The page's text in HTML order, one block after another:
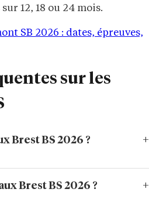
12, 18 ou 24 mois.
SB 2026 : dates, épreuves,
sur les
Brest BS 2026 ?
Brest BS 2026 ?